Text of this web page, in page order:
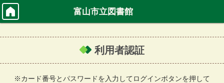
富山市立図書館
利用者認証
※カード番号とパスワードを入力してログインボタンを押して